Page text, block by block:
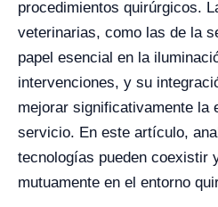
procedimientos quirúrgicos.
veterinarias, como las de la
papel esencial en la
intervenciones, y su
mejorar significativamente la
servicio. En este artículo,
tecnologías pueden coexistir
mutuamente en el entorno